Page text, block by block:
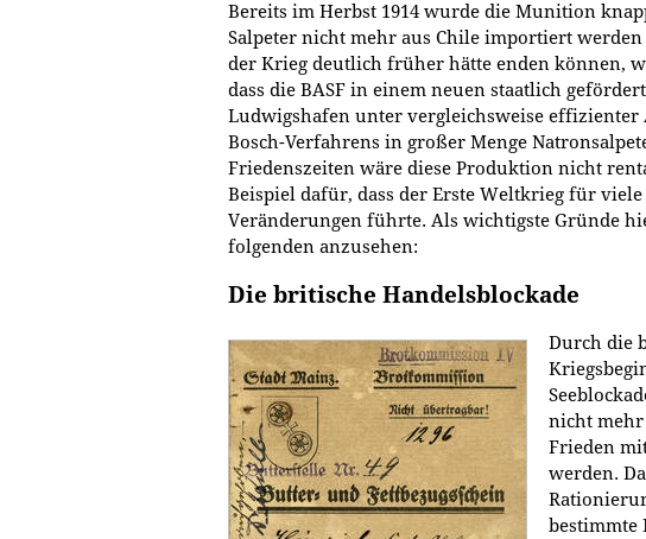
Bereits im Herbst 1914 wurde die Munition
Salpeter nicht mehr aus Chile importiert
der Krieg deutlich früher hätte enden können,
dass die BASF in einem neuen staatlich
Ludwigshafen unter vergleichsweise effizienter
Bosch-Verfahrens in großer Menge
Friedenszeiten wäre diese Produktion nicht
Beispiel dafür, dass der Erste Weltkrieg für
Veränderungen führte. Als wichtigste Gründe
folgenden anzusehen:
Die britische Handelsblockade
Durch die
nicht
Frieden
werden.
bestimmte